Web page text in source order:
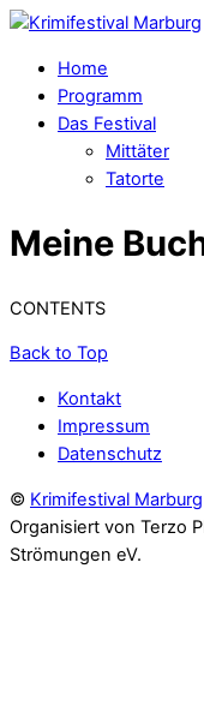
Home
Programm
Das Festival
Mittäter
Tatorte
Meine
CONTENTS
Back to Top
Kontakt
Impressum
Datenschutz
© Krimifestival Marburg
Organisiert von Terzo
Strömungen eV.